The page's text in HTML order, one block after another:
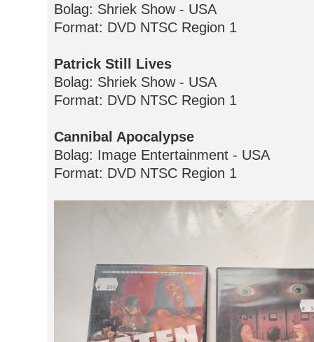
Bolag: Shriek Show - USA
Format: DVD NTSC Region 1
Patrick Still Lives
Bolag: Shriek Show - USA
Format: DVD NTSC Region 1
Cannibal Apocalypse
Bolag: Image Entertainment - USA
Format: DVD NTSC Region 1